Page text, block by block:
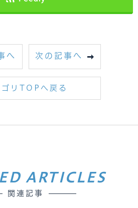
へ 次の記事へ
ゴリTOPへ戻る
ARTICLES
関連記事